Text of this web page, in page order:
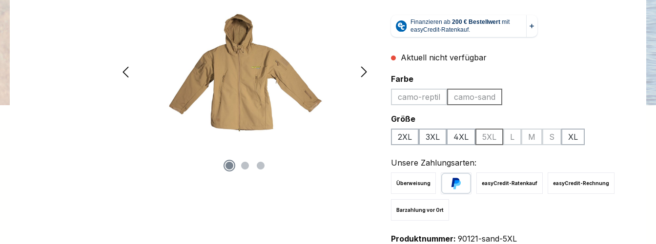
Aktuell nicht verfügbar
Farbeauswählen
camo-reptil
(Diese Option ist zurzeit nicht verfügbar.)
camo-sand
(Diese Option ist zurzeit nicht verfügbar.)
Größeauswählen
2XL
3XL 4XL 5XL
(Diese Option ist zurzeit nicht verfügbar.)
L
(Diese Option ist zurzeit nicht verfügbar.)
M
(Diese Option ist zurzeit nicht
S
(Diese Option ist zurzeit nicht
XL
Unsere Zahlungsarten:
Überweisung easyCredit-Ratenkauf easyCredit-Rechnung
Barzahlung vor Ort
Produktnummer: 90121-sand-5XL